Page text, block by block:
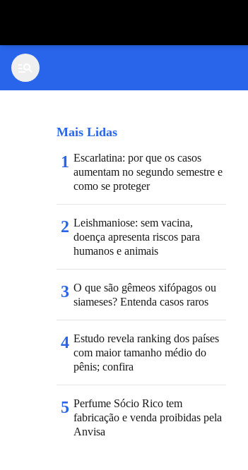
Mais Lidas
1 Escarlatina: por que os casos
aumentam no segundo semestre e
como se proteger
2 Leishmaniose: sem vacina,
doença apresenta riscos para
humanos e animais
3 O que são gêmeos xifópagos ou
siameses? Entenda casos raros
4 Estudo revela ranking dos países
com maior tamanho médio do
pênis; confira
5 Perfume Sócio Rico tem
fabricação e venda proibidas pela
Anvisa